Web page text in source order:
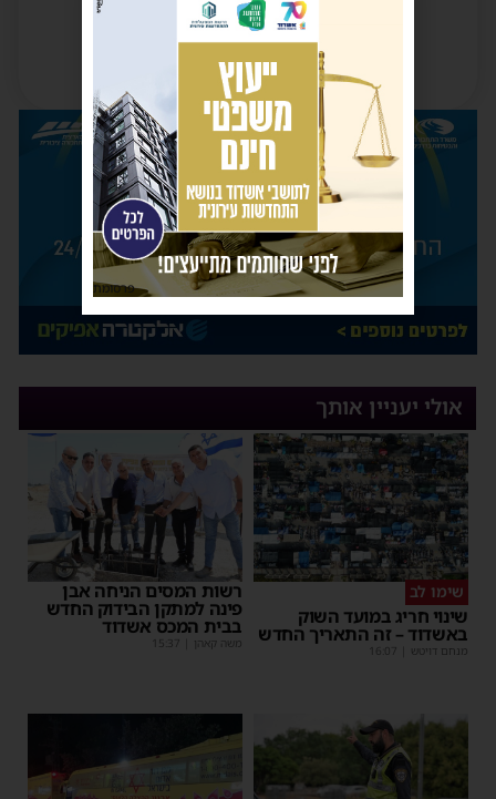
אולי יעניין אותך
שימו לב
שינוי חריג במועד השוק
באשדוד – זה התאריך החדש
מנחם דויטש 16:07
רשות המסים הניחה אבן
פינה למתקן הבידוק החדש
בבית המכס אשדוד
משה קאהן 15:37
פרסומת